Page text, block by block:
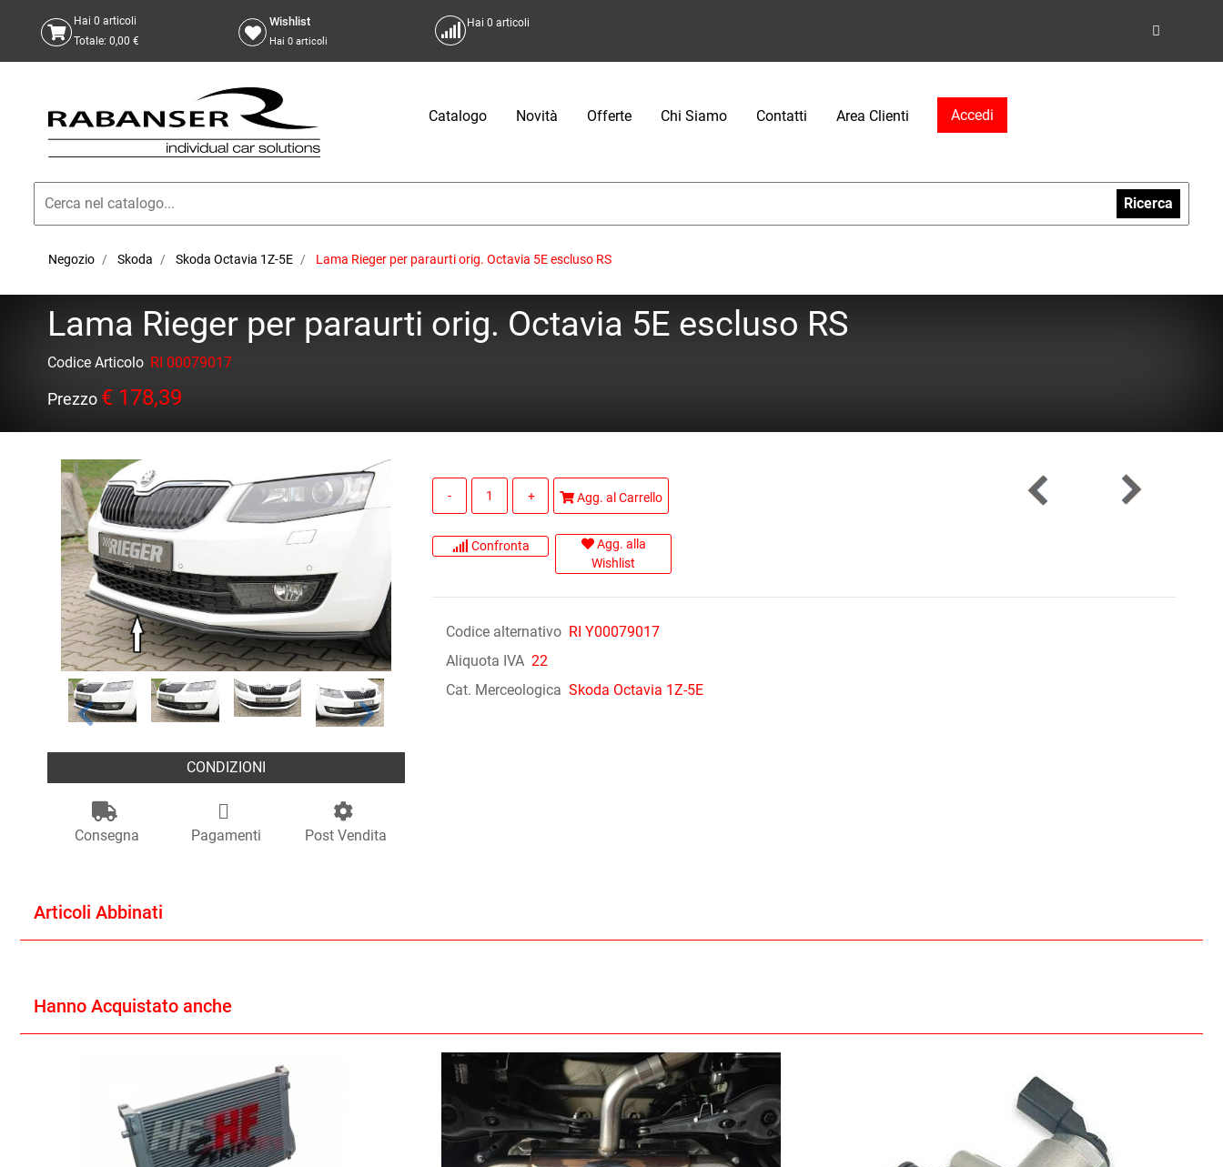
Hai 0 articoli
Totale: 0,00 €
Wishlist
Hai 0 articoli
Hai0 articoli
Catalogo Novità Offerte Chi Siamo Contatti Area Clienti Accedi
Ricerca
Negozio Skoda Skoda Octavia 1Z-5E Lama Rieger per paraurti orig. Octavia 5E escluso RS
Lama Rieger per paraurti orig. Octavia 5E escluso RS
Codice Articolo RI 00079017
Prezzo € 178,39
CONDIZIONI
Consegna Pagamenti Post Vendita
Quantità
Agg. al Carrello
Confronta
Agg. alla
Wishlist
Codice alternativo RI Y00079017
Aliquota IVA 22
Cat. Merceologica Skoda Octavia 1Z-5E
Articoli Abbinati
Hanno Acquistato anche